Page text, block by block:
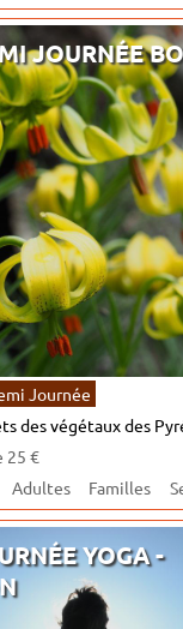
JOURNÉE
Journée
des végétaux des
25 €
Adultes Familles
YOGA -